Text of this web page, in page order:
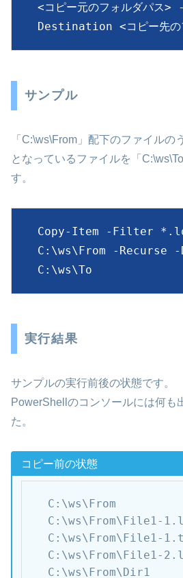
<コピー元のフォルダパス
Destination <コピー先の
サンプル
「C:\ws\From」配下のファイルの
となっているファイルを「
す。
Copy-Item -Filter
C:\ws\From -Recurse
C:\ws\To
実行結果
サンプルの実行前後の状態です。
PowerShellのコンソールには何も
た。
コピー前の状態
C:\ws\From
C:\ws\From\File1-
C:\ws\From\File1-
C:\ws\From\File1-
C:\ws\From\Dir1